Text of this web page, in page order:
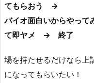
てもらおう →
バイオ面白いからやっ
て即ヤメ → 終了
場を持たせるだけなら上
になってもらいたい！